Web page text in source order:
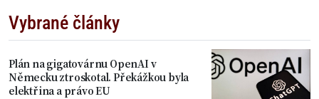
Vybrané články
Plán na gigatovárnu OpenAI v
Německu ztroskotal. Překážkou byla
elektřina a právo EU